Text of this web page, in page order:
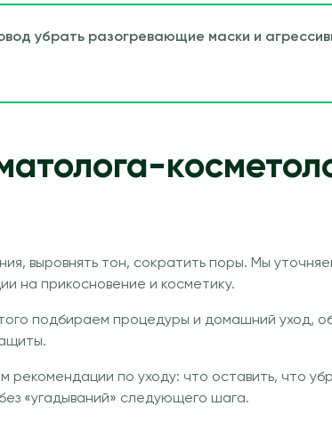
убрать разогревающие маски и
выровнять тон, сократить поры. Мы
на прикосновение и косметику.
подбираем процедуры и домашний уход,
по уходу: что оставить, что
«угадываний» следующего шага.